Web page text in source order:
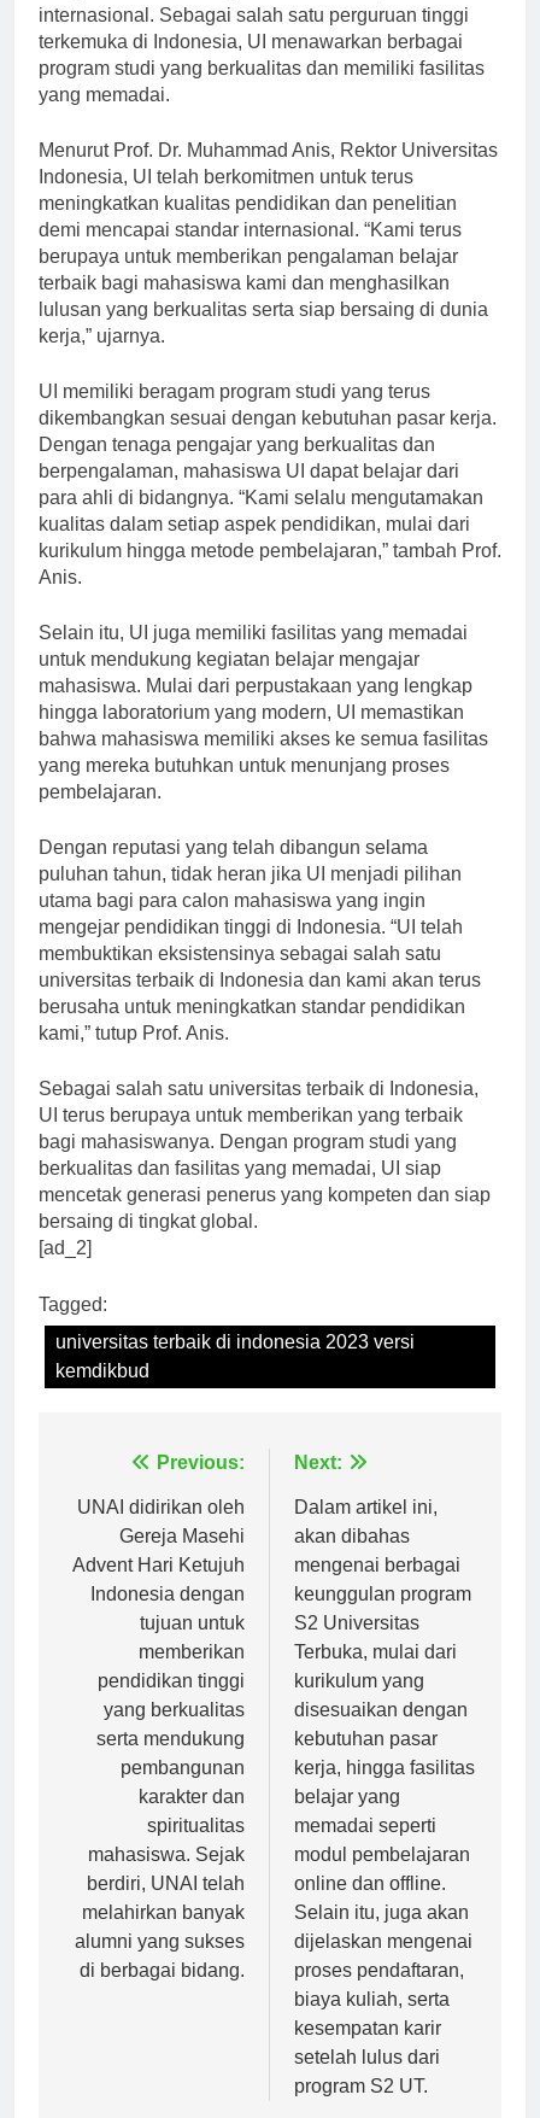
internasional. Sebagai salah satu perguruan tinggi
terkemuka di Indonesia, UI menawarkan berbagai
program studi yang berkualitas dan memiliki fasilitas
yang memadai.
Menurut Prof. Dr. Muhammad Anis, Rektor Universitas
Indonesia, UI telah berkomitmen untuk terus
meningkatkan kualitas pendidikan dan penelitian
demi mencapai standar internasional. “Kami terus
berupaya untuk memberikan pengalaman belajar
terbaik bagi mahasiswa kami dan menghasilkan
lulusan yang berkualitas serta siap bersaing di dunia
kerja,” ujarnya.
UI memiliki beragam program studi yang terus
dikembangkan sesuai dengan kebutuhan pasar kerja.
Dengan tenaga pengajar yang berkualitas dan
berpengalaman, mahasiswa UI dapat belajar dari
para ahli di bidangnya. “Kami selalu mengutamakan
kualitas dalam setiap aspek pendidikan, mulai dari
kurikulum hingga metode pembelajaran,” tambah Prof.
Anis.
Selain itu, UI juga memiliki fasilitas yang memadai
untuk mendukung kegiatan belajar mengajar
mahasiswa. Mulai dari perpustakaan yang lengkap
hingga laboratorium yang modern, UI memastikan
bahwa mahasiswa memiliki akses ke semua fasilitas
yang mereka butuhkan untuk menunjang proses
pembelajaran.
Dengan reputasi yang telah dibangun selama
puluhan tahun, tidak heran jika UI menjadi pilihan
utama bagi para calon mahasiswa yang ingin
mengejar pendidikan tinggi di Indonesia. “UI telah
membuktikan eksistensinya sebagai salah satu
universitas terbaik di Indonesia dan kami akan terus
berusaha untuk meningkatkan standar pendidikan
kami,” tutup Prof. Anis.
Sebagai salah satu universitas terbaik di Indonesia,
UI terus berupaya untuk memberikan yang terbaik
bagi mahasiswanya. Dengan program studi yang
berkualitas dan fasilitas yang memadai, UI siap
mencetak generasi penerus yang kompeten dan siap
bersaing di tingkat global.
[ad_2]
Tagged:
universitas terbaik di indonesia 2023 versi
kemdikbud
Navigasi
pos
Previous:
UNAI didirikan oleh
Gereja Masehi
Advent Hari Ketujuh
Indonesia dengan
tujuan untuk
memberikan
pendidikan tinggi
yang berkualitas
serta mendukung
pembangunan
karakter dan
spiritualitas
mahasiswa. Sejak
berdiri, UNAI telah
melahirkan banyak
alumni yang sukses
di berbagai bidang.
Next:
Dalam artikel ini,
akan dibahas
mengenai berbagai
keunggulan program
S2 Universitas
Terbuka, mulai dari
kurikulum yang
disesuaikan dengan
kebutuhan pasar
kerja, hingga fasilitas
belajar yang
memadai seperti
modul pembelajaran
online dan offline.
Selain itu, juga akan
dijelaskan mengenai
proses pendaftaran,
biaya kuliah, serta
kesempatan karir
setelah lulus dari
program S2 UT.